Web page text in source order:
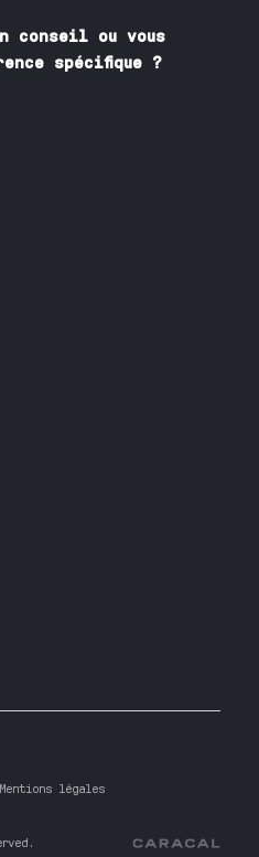
conseil ou vous
spécifique ?
Mentions légales
Caracal Agency